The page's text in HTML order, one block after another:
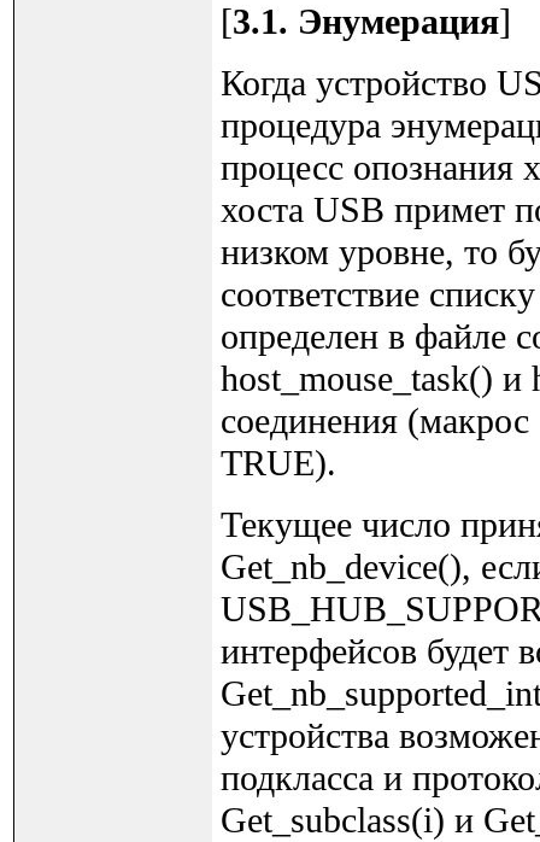
[3.1. Энумерация]
Когда устройство
процедура
процесс опознания
хоста USB примет
низком уровне, то
соответствие
определен в файле
host_mouse_task() и
соединения
TRUE).
Текущее число
Get_nb_device(),
интерфейсов будет
устройства
подкласса и
Get_subclass(i) и